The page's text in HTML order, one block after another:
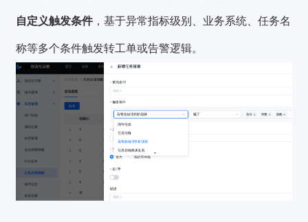
自定义触发条件，基于异常指标级别、业务系统、任务名
称等多个条件触发转工单或告警逻辑。